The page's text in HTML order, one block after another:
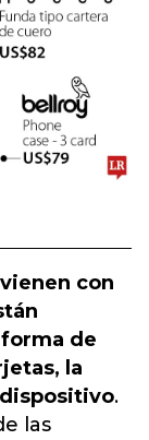
con
de
la
.
las